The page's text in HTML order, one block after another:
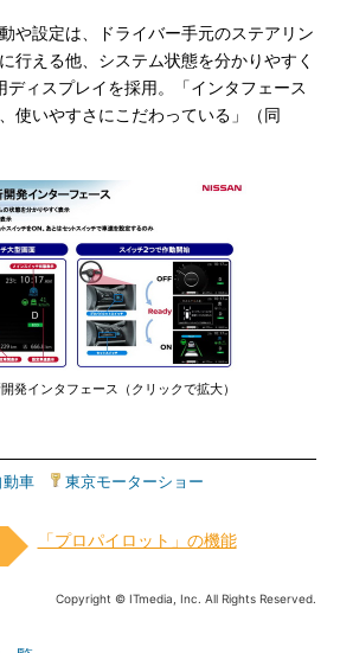
や設定は、ドライバー手元のステアリン
行える他、システム状態を分かりやすく
ディスプレイを採用。「インタフェース
使いやすさにこだわっている」（同
発インタフェース（クリックで拡大）
動車 東京モーターショー
「プロパイロット」の機能
Copyright © ITmedia, Inc. All Rights Reserved.